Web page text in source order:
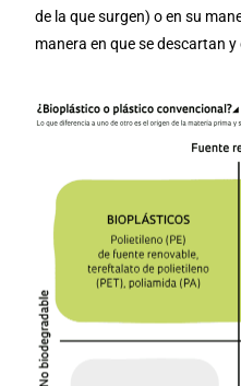
de la que surgen) o en su
manera en que se descartan